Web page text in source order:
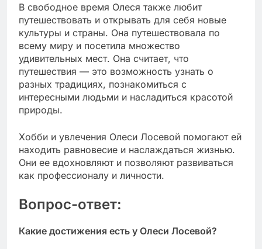
В свободное время Олеся также любит
путешествовать и открывать для себя новые
культуры и страны. Она путешествовала по
всему миру и посетила множество
удивительных мест. Она считает, что
путешествия — это возможность узнать о
разных традициях, познакомиться с
интересными людьми и насладиться красотой
природы.
Хобби и увлечения Олеси Лосевой помогают ей
находить равновесие и наслаждаться жизнью.
Они ее вдохновляют и позволяют развиваться
как профессионалу и личности.
Вопрос-ответ:
Какие достижения есть у Олеси Лосевой?